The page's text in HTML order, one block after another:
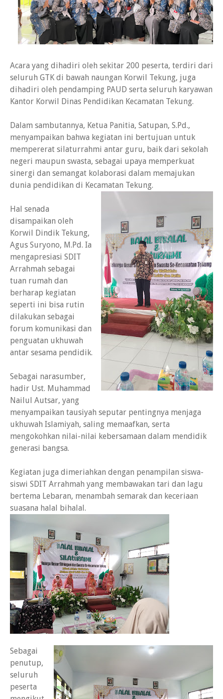
Acara yang dihadiri oleh sekitar 200 peserta, terdiri dari
seluruh GTK di bawah naungan Korwil Tekung, juga
dihadiri oleh pendamping PAUD serta seluruh karyawan
Kantor Korwil Dinas Pendidikan Kecamatan Tekung.
Dalam sambutannya, Ketua Panitia, Satupan, S.Pd.,
menyampaikan bahwa kegiatan ini bertujuan untuk
mempererat silaturrahmi antar guru, baik dari sekolah
negeri maupun swasta, sebagai upaya memperkuat
sinergi dan semangat kolaborasi dalam memajukan
dunia pendidikan di Kecamatan Tekung.
Hal senada
disampaikan oleh
Korwil Dindik Tekung,
Agus Suryono, M.Pd. Ia
mengapresiasi SDIT
Arrahmah sebagai
tuan rumah dan
berharap kegiatan
seperti ini bisa rutin
dilakukan sebagai
forum komunikasi dan
penguatan ukhuwah
antar sesama pendidik.
Sebagai narasumber,
hadir Ust. Muhammad
Nailul Autsar, yang
menyampaikan tausiyah seputar pentingnya menjaga
ukhuwah Islamiyah, saling memaafkan, serta
mengokohkan nilai-nilai kebersamaan dalam mendidik
generasi bangsa.
Kegiatan juga dimeriahkan dengan penampilan siswa-
siswi SDIT Arrahmah yang membawakan tari dan lagu
bertema Lebaran, menambah semarak dan keceriaan
suasana halal bihalal.
Sebagai
penutup,
seluruh
peserta